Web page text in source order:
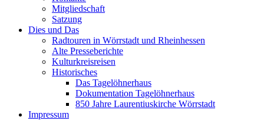
Mitgliedschaft
Satzung
Dies und Das
Radtouren in Wörrstadt und Rheinhessen
Alte Presseberichte
Kulturkreisreisen
Historisches
Das Tagelöhnerhaus
Dokumentation Tagelöhnerhaus
850 Jahre Laurentiuskirche Wörrstadt
Impressum